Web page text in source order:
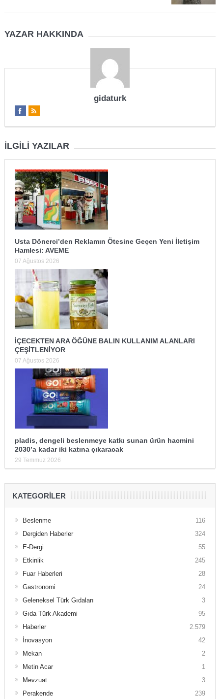
YAZAR HAKKINDA
gidaturk
İLGILI YAZILAR
Usta Dönerci’den Reklamın Ötesine Geçen Yeni İletişim
Hamlesi: AVEME
07 Ağustos 2026
İÇECEKTEN ARA ÖĞÜNE BALIN KULLANIM ALANLARI
ÇEŞİTLENİYOR
07 Ağustos 2026
pladis, dengeli beslenmeye katkı sunan ürün hacmini
2030’a kadar iki katına çıkaracak
29 Temmuz 2026
KATEGORILER
Beslenme
116
Dergiden Haberler
324
E-Dergi
55
Etkinlik
245
Fuar Haberleri
28
Gastronomi
24
Geleneksel Türk Gıdaları
3
Gıda Türk Akademi
95
Haberler
2.579
İnovasyon
42
Mekan
2
Metin Acar
1
Mevzuat
3
Perakende
239